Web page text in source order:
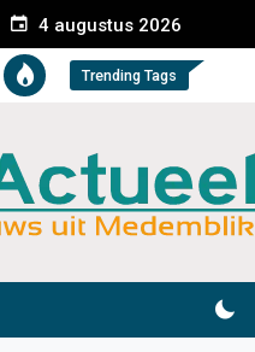
4 augustus 2026
Trending Tags
Actueel